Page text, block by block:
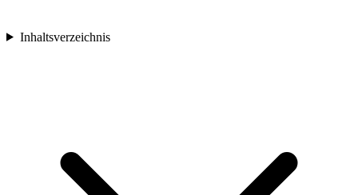
Inhaltsverzeichnis